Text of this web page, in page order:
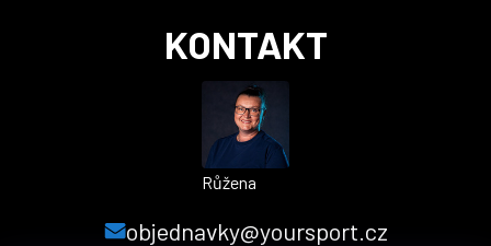
KONTAKT
Růžena
objednavky@yoursport.cz